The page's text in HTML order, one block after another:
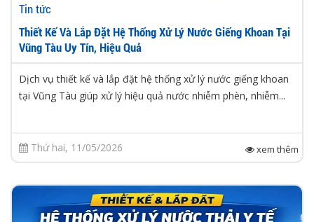
Tin tức
Thiết Kế Và Lắp Đặt Hệ Thống Xử Lý Nước Giếng Khoan Tại
Vũng Tàu Uy Tín, Hiệu Quả
Dịch vụ thiết kế và lắp đặt hệ thống xử lý nước giếng khoan
tại Vũng Tàu giúp xử lý hiệu quả nước nhiễm phèn, nhiễm...
Thứ hai, 11/05/2026 xem thêm